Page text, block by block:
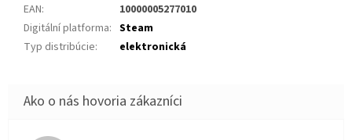
EAN:
10000005277010
Digitální platforma: Steam
Typ distribúcie: elektronická